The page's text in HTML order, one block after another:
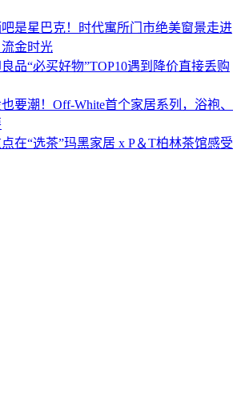
是星巴克！时代寓所门市绝美窗景走进
流金时光
良品“必买好物”TOP10遇到降价直接丢购
要潮！Off-White首个家居系列，浴袍、
在“选茶”玛黑家居 x P＆T柏林茶馆感受